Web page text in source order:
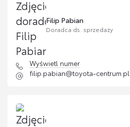
Filip Pabian
Doradca ds. sprzedaży
Wyświetl numer
filip.pabian@toyota-centrum.pl